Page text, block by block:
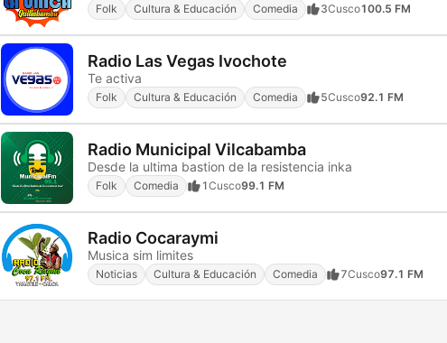
Folk Cultura & Educación Comedia 3Cusco100.5 FM
Radio Las Vegas Ivochote
Te activa
Folk Cultura & Educación Comedia 5Cusco92.1 FM
Radio Municipal Vilcabamba
Desde la ultima bastion de la resistencia inka
Folk Comedia 1Cusco99.1 FM
Radio Cocaraymi
Musica sim limites
Noticias Cultura & Educación Comedia 7Cusco97.1 FM